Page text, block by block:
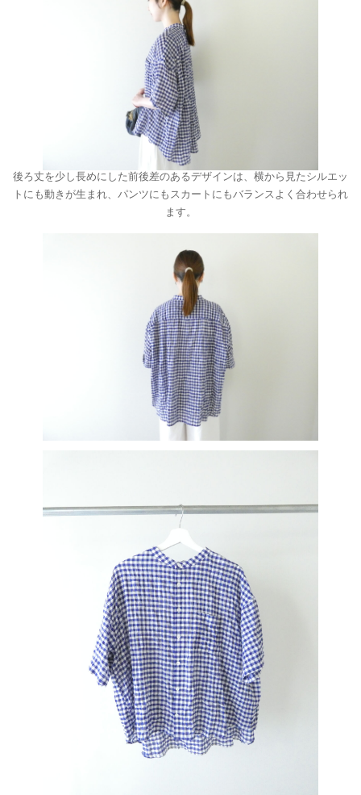
後ろ丈を少し長めにした前後差のあるデザインは、横から見たシルエッ
トにも動きが生まれ、パンツにもスカートにもバランスよく合わせられ
ます。